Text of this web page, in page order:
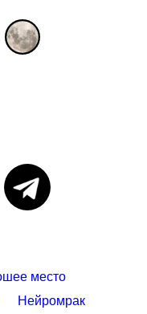
место
Нейромрак